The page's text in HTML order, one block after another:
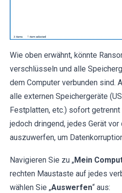
Wie oben erwähnt, könnte
verschlüsseln und alle
dem Computer verbunden sind.
alle externen Speichergeräte
Festplatten, etc.) sofort getrennt
jedoch dringend, jedes Gerät vor
auszuwerfen, um
Navigieren Sie zu „Mein
rechten Maustaste auf jedes
wählen Sie „Auswerfen“ aus: